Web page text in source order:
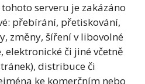
serveru je zakázáno
přebírání, přetiskování,
změny, šíření v libovolné
elektronické či jiné včetně
distribuce či
ke komerčním nebo